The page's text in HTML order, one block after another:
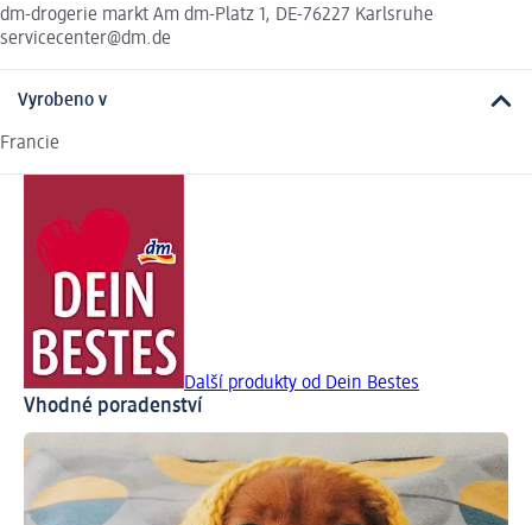
dm-drogerie markt Am dm-Platz 1, DE-76227 Karlsruhe
servicecenter@dm.de
Vyrobeno v
Francie
Další produkty od Dein Bestes
Vhodné poradenství